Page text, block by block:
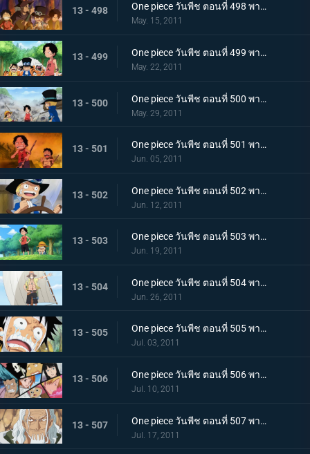
13 - 498 One piece วันพีช ตอนที่ 498 พากย์ไทย ลูฟี่ขอเป็นศิษย์!? ชายผู้เคยต่อสู้กับราชาโจรสลัด!
May. 15, 2011
13 - 499 One piece วันพีช ตอนที่ 499 พากย์ไทย ตัดสินกับเสือยักษ์! ใครกันที่จะได้เป็นกัปตัน!
May. 22, 2011
13 - 500 One piece วันพีช ตอนที่ 500 พากย์ไทย อิสระที่ถูกชิงไป! กับดักของขุนนางที่บีบคั้นสามพี่น้อง
May. 29, 2011
13 - 501 One piece วันพีช ตอนที่ 501 พากย์ไทย ไฟที่ถูกจุดขึ้น! เกรย์!เทอมินอล ตกอยู่ในอันตราย
Jun. 05, 2011
13 - 502 One piece วันพีช ตอนที่ 502 พากย์ไทย อิสระอยู่แห่งหนใด!? การออกเรือที่แสนเศร้าของเด็กชาย
Jun. 12, 2011
13 - 503 One piece วันพีช ตอนที่ 503 พากย์ไทย ฝากดูแลด้วย! จดหมายที่พี่น้องทิ้งไว้!
Jun. 19, 2011
13 - 504 One piece วันพีช ตอนที่ 504 พากย์ไทย เพื่อบรรลุคำสัญญา ! การออกเดินทางของแต่ละคน!
Jun. 26, 2011
13 - 505 One piece วันพีช ตอนที่ 505 พากย์ไทย อยากเจอพรรคพวก! เสียงตะโกนทั้งน้ำตาของลูฟี่
Jul. 03, 2011
13 - 506 One piece วันพีช ตอนที่ 506 พากย์ไทย กลุ่มหมวกฟางตกตะลึง! ข่าวร้ายที่มาเยือน
Jul. 10, 2011
13 - 507 One piece วันพีช ตอนที่ 507 พากย์ไทย พบราชานรกเรย์ลี่อีกครั้ง ได้เวลาลูฟี่ตัดสินใจ
Jul. 17, 2011